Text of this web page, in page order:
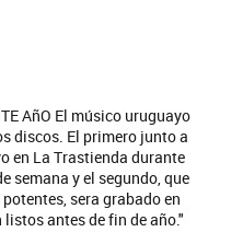
AñO El músico uruguayo
discos. El primero junto a
en La Trastienda durante
semana y el segundo, que
sera grabado en
antes de fin de año."